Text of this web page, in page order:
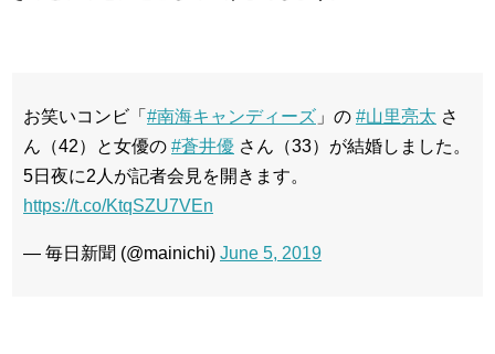
お笑いコンビ「 #南海キャンディーズ 」の #山里亮太 さ
ん（42）と女優の #蒼井優 さん（33）が結婚しました。
5日夜に2人が記者会見を開きます。
https://t.co/KtqSZU7VEn
— 毎日新聞 (@mainichi) June 5, 2019